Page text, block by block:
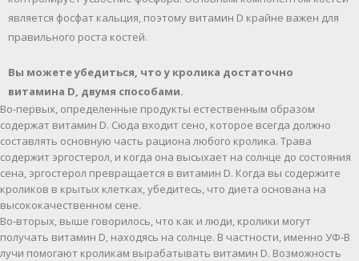
является фосфат кальция, поэтому витамин D крайне важен для
правильного роста костей.
Вы можете убедиться, что у кролика достаточно
витамина D, двумя способами.
Во-первых, определенные продукты естественным образом
содержат витамин D. Сюда входит сено, которое всегда должно
составлять основную часть рациона любого кролика. Трава
содержит эргостерол, и когда она высыхает на солнце до состояния
сена, эргостерол превращается в витамин D. Когда вы содержите
кроликов в крытых клетках, убедитесь, что диета основана на
высококачественном сене.
Во-вторых, выше говорилось, что как и люди, кролики могут
получать витамин D, находясь на солнце. В частности, именно УФ-В
лучи помогают кроликам вырабатывать витамин D. Возможность